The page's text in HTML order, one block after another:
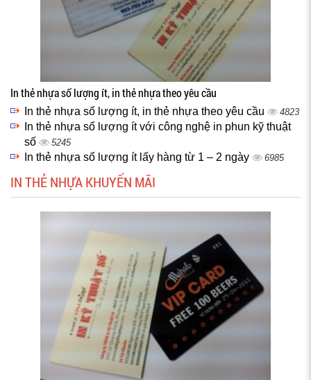
In thẻ nhựa số lượng ít, in thẻ nhựa theo yêu cầu
In thẻ nhựa số lượng ít, in thẻ nhựa theo yêu cầu 4823
In thẻ nhựa số lượng ít với công nghệ in phun kỹ thuật
số
5245
In thẻ nhựa số lượng ít lấy hàng từ 1 – 2 ngày 6985
IN THẺ NHỰA KHUYẾN MÃI